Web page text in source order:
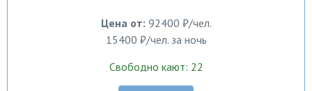
Цена от: 92400 ₽/чел.
15400 ₽/чел. за ночь
Свободно кают: 22